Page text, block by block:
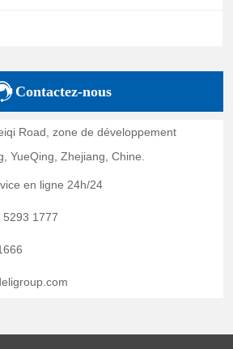
Contactez-nous
Road, zone de développement
YueQing, Zhejiang, Chine.
en ligne 24h/24
1777